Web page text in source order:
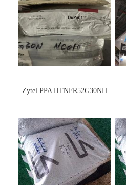
Zytel PPA HTNFR52G30NH